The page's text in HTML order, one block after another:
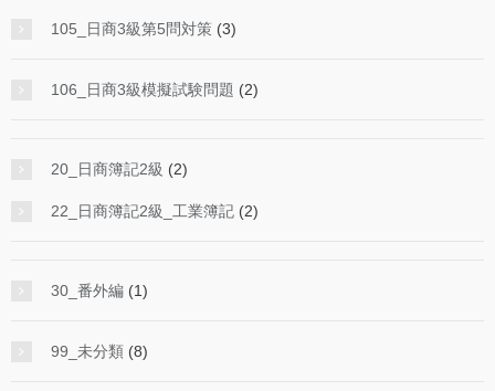
105_日商3級第5問対策 (3)
106_日商3級模擬試験問題 (2)
20_日商簿記2級 (2)
22_日商簿記2級_工業簿記 (2)
30_番外編 (1)
99_未分類 (8)